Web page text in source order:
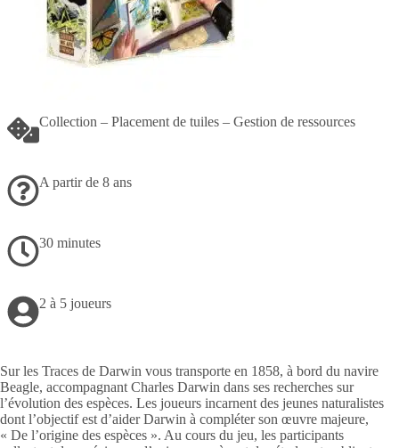
Collection – Placement de tuiles – Gestion de ressources
A partir de 8 ans
30 minutes
2 à 5 joueurs
Sur les Traces de Darwin vous transporte en 1858, à bord du navire
Beagle, accompagnant Charles Darwin dans ses recherches sur
l’évolution des espèces. Les joueurs incarnent des jeunes naturalistes
dont l’objectif est d’aider Darwin à compléter son œuvre majeure,
« De l’origine des espèces ». Au cours du jeu, les participants